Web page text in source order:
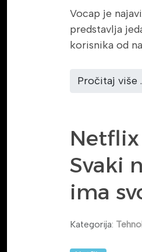
Vocap je
predstavlja
korisnika od
Pročitaj više
Svaki
ima
Kategorija: